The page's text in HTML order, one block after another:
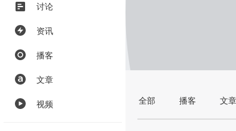
讨论
资讯
播客
文章
视频 全部 播客 文章